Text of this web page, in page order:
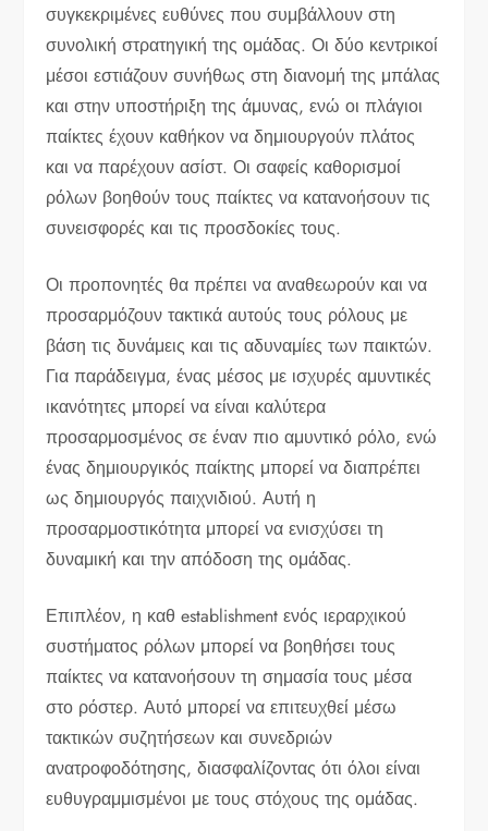
συγκεκριμένες ευθύνες που συμβάλλουν στη
συνολική στρατηγική της ομάδας. Οι δύο κεντρικοί
μέσοι εστιάζουν συνήθως στη διανομή της μπάλας
και στην υποστήριξη της άμυνας, ενώ οι πλάγιοι
παίκτες έχουν καθήκον να δημιουργούν πλάτος
και να παρέχουν ασίστ. Οι σαφείς καθορισμοί
ρόλων βοηθούν τους παίκτες να κατανοήσουν τις
συνεισφορές και τις προσδοκίες τους.
Οι προπονητές θα πρέπει να αναθεωρούν και να
προσαρμόζουν τακτικά αυτούς τους ρόλους με
βάση τις δυνάμεις και τις αδυναμίες των παικτών.
Για παράδειγμα, ένας μέσος με ισχυρές αμυντικές
ικανότητες μπορεί να είναι καλύτερα
προσαρμοσμένος σε έναν πιο αμυντικό ρόλο, ενώ
ένας δημιουργικός παίκτης μπορεί να διαπρέπει
ως δημιουργός παιχνιδιού. Αυτή η
προσαρμοστικότητα μπορεί να ενισχύσει τη
δυναμική και την απόδοση της ομάδας.
Επιπλέον, η καθ establishment ενός ιεραρχικού
συστήματος ρόλων μπορεί να βοηθήσει τους
παίκτες να κατανοήσουν τη σημασία τους μέσα
στο ρόστερ. Αυτό μπορεί να επιτευχθεί μέσω
τακτικών συζητήσεων και συνεδριών
ανατροφοδότησης, διασφαλίζοντας ότι όλοι είναι
ευθυγραμμισμένοι με τους στόχους της ομάδας.